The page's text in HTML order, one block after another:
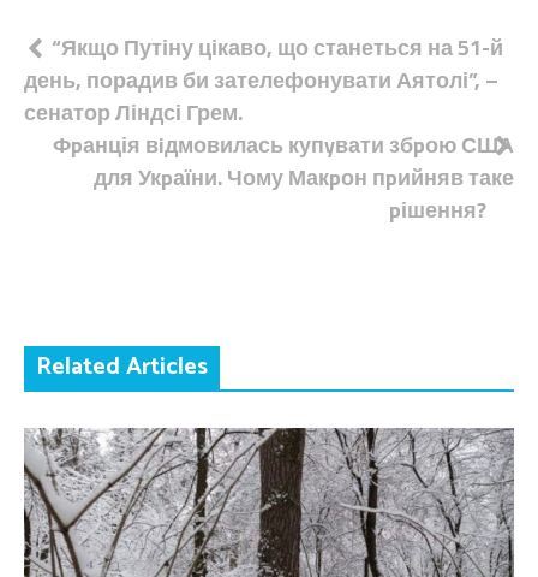
Навігація
записів
“Якщо Путіну цікаво, що станеться на 51-й
день, порадив би зателефонувати Аятолі”, –
сенатор Ліндсі Грем.
Фpанція вiдмовилась купyвати збpою США
для Укpаїни. Чому Макpон пpийняв таке
pішення?
Related Articles